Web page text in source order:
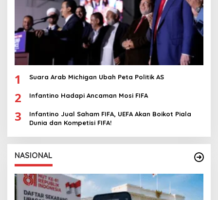
1 Suara Arab Michigan Ubah Peta Politik AS
2 Infantino Hadapi Ancaman Mosi FIFA
3
Infantino Jual Saham FIFA, UEFA Akan Boikot Piala
Dunia dan Kompetisi FIFA!
NASIONAL